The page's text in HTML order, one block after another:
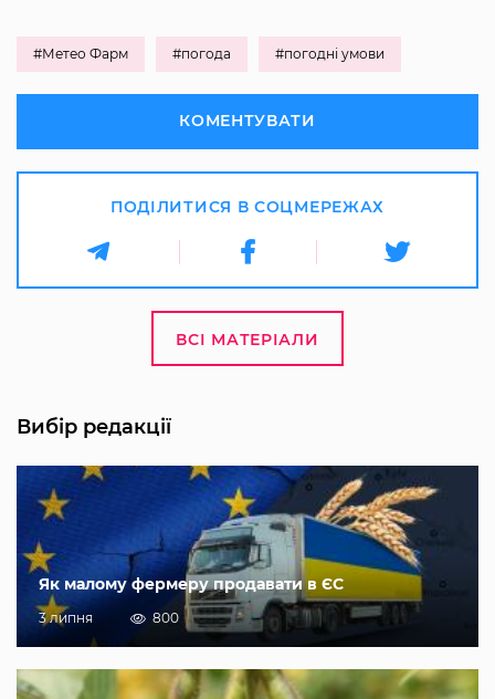
#Метео Фарм #погода #погодні умови
КОМЕНТУВАТИ
ПОДІЛИТИСЯ В СОЦМЕРЕЖАХ
ВСІ МАТЕРІАЛИ
Вибір редакції
Як малому фермеру продавати в ЄС
3 липня 800